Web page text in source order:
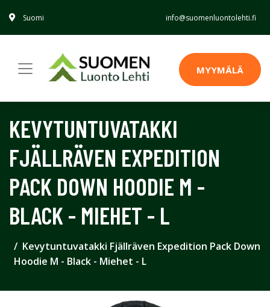
Suomi info@suomenluontolehti.fi
MYYMÄLÄ
KEVYTUNTUVATAKKI
FJÄLLRÄVEN EXPEDITION
PACK DOWN HOODIE M -
BLACK - MIEHET - L
Kevytuntuvatakki Fjällräven Expedition Pack Down
Hoodie M - Black - Miehet - L